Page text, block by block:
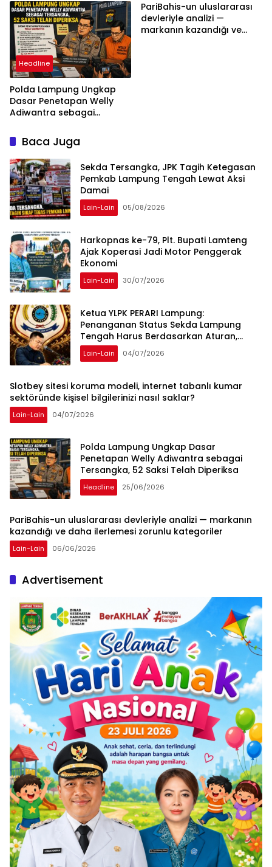
Berdasarkan Aturan,
Bukan Tekanan Opini
Headline
Polda Lampung Ungkap
Dasar Penetapan Welly
Adiwantra sebagai
Diperiksa
PariBahis-un uluslararası
devleriyle analizi —
markanın kazandığı ve
Baca Juga
Sekda Tersangka, JPK Tagih Ketegasan
Pemkab Lampung Tengah Lewat Aksi
Damai
Lain-Lain 05/08/2026
Harkopnas ke-79, Plt. Bupati Lamteng
Ajak Koperasi Jadi Motor Penggerak
Ekonomi
Lain-Lain 30/07/2026
Ketua YLPK PERARI Lampung:
Penanganan Status Sekda Lampung
Tengah Harus Berdasarkan Aturan,
Bukan Tekanan Opini
Lain-Lain 04/07/2026
Slotbey sitesi koruma modeli, internet tabanlı kumar
sektöründe kişisel bilgilerinizi nasıl saklar?
Lain-Lain 04/07/2026
Polda Lampung Ungkap Dasar
Penetapan Welly Adiwantra sebagai
Tersangka, 52 Saksi Telah Diperiksa
Headline 25/06/2026
PariBahis-un uluslararası devleriyle analizi — markanın
kazandığı ve daha ilerlemesi zorunlu kategoriler
Lain-Lain 06/06/2026
Advertisement